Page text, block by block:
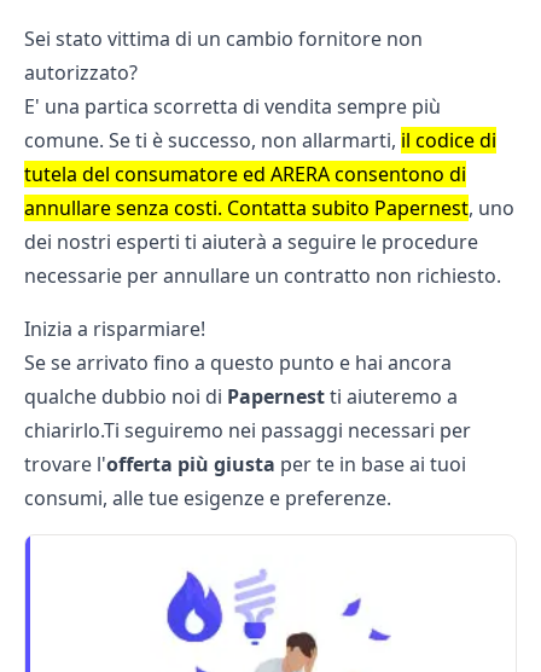
Sei stato vittima di un cambio fornitore non
autorizzato?
E' una partica scorretta di vendita sempre più
comune. Se ti è successo, non allarmarti, il codice di
tutela del consumatore ed ARERA consentono di
annullare senza costi. Contatta subito Papernest, uno
dei nostri esperti ti aiuterà a seguire le procedure
necessarie per annullare un contratto non richiesto.
Inizia a risparmiare!
Se se arrivato fino a questo punto e hai ancora
qualche dubbio noi di Papernestti aiuteremo a
chiarirlo.Ti seguiremo nei passaggi necessari per
trovare l'offerta più giusta per te in base ai tuoi
consumi, alle tue esigenze e preferenze.